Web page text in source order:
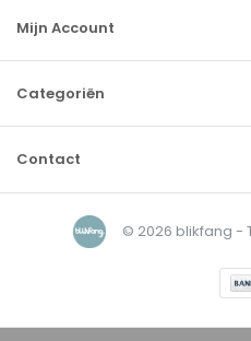
Mijn Account
Categoriën
Contact
© 2026 blikfang -